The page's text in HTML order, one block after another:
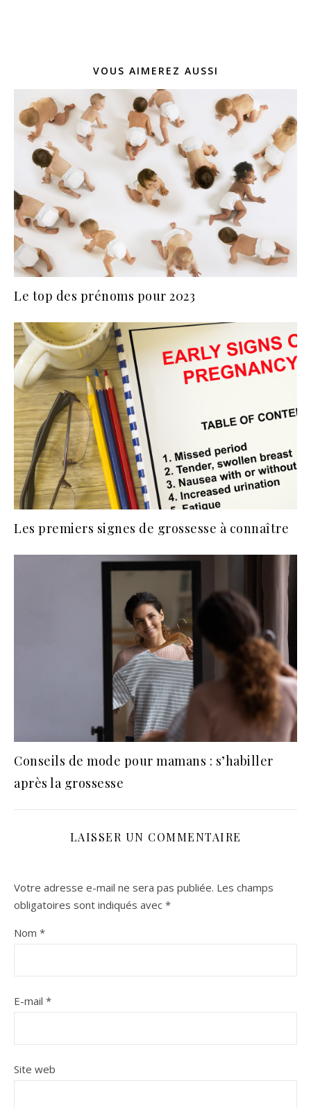
VOUS AIMEREZ AUSSI
Le top des prénoms pour 2023
Les premiers signes de grossesse à connaître
Conseils de mode pour mamans : s’habiller
après la grossesse
LAISSER UN COMMENTAIRE
Votre adresse e-mail ne sera pas publiée. Les champs
obligatoires sont indiqués avec *
Nom *
E-mail *
Site web